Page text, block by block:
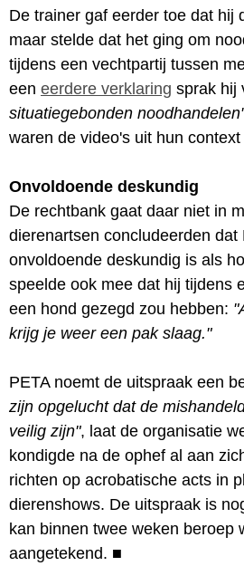
De trainer gaf eerder toe dat hij
maar stelde dat het ging om
tijdens een vechtpartij tussen
een eerdere verklaring sprak hij
situatiegebonden
waren de video's uit hun
Onvoldoende deskundig
De rechtbank gaat daar niet in
dierenartsen concludeerden dat
onvoldoende deskundig is als
speelde ook mee dat hij tijdens
een hond gezegd zou hebben:
krijg je weer een pak slaag."
PETA noemt de uitspraak een
zijn opgelucht dat de
veilig zijn", laat de organisatie
kondigde na de ophef al aan
richten op acrobatische acts in
dierenshows. De uitspraak is
kan binnen twee weken beroep
aangetekend. ■